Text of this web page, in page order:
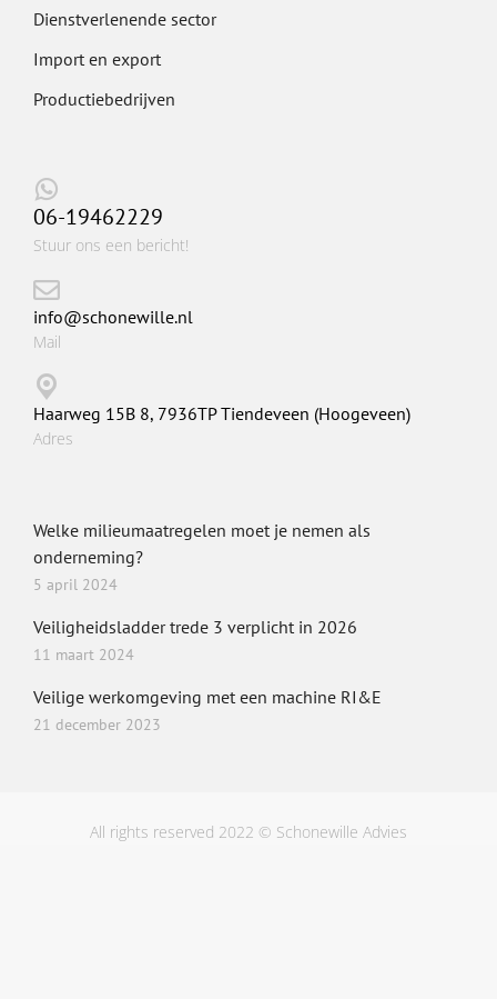
Dienstverlenende sector
Import en export
Productiebedrijven
06-19462229
Stuur ons een bericht!
info@schonewille.nl
Mail
Haarweg 15B 8, 7936TP Tiendeveen (Hoogeveen)
Adres
Welke milieumaatregelen moet je nemen als
onderneming?
5 april 2024
Veiligheidsladder trede 3 verplicht in 2026
11 maart 2024
Veilige werkomgeving met een machine RI&E
21 december 2023
All rights reserved 2022 © Schonewille Advies